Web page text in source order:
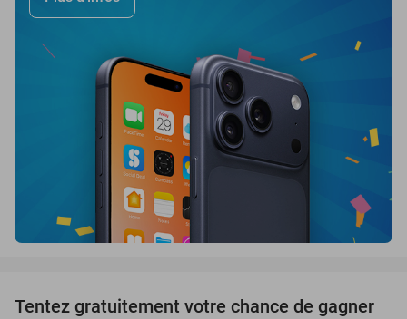
Tentez gratuitement votre chance de gagner